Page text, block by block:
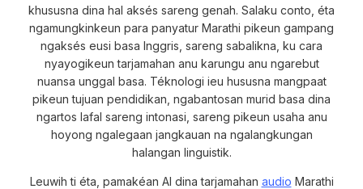
khususna dina hal aksés sareng genah. Salaku conto, éta
ngamungkinkeun para panyatur Marathi pikeun gampang
ngaksés eusi basa Inggris, sareng sabalikna, ku cara
nyayogikeun tarjamahan anu karungu anu ngarebut
nuansa unggal basa. Téknologi ieu hususna mangpaat
pikeun tujuan pendidikan, ngabantosan murid basa dina
ngartos lafal sareng intonasi, sareng pikeun usaha anu
hoyong ngalegaan jangkauan na ngalangkungan
halangan linguistik.
Leuwih ti éta, pamakéan AI dina tarjamahan audio Marathi